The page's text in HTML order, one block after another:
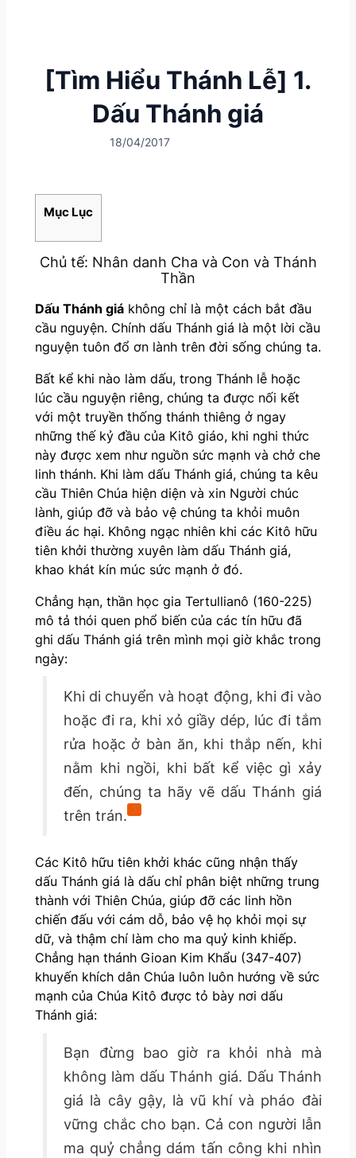
[Tìm Hiểu Thánh Lễ] 1.
Dấu Thánh giá
18/04/2017
Mục Lục
Chủ tế: Nhân danh Cha và Con và Thánh
Thần
Dấu Thánh giákhông chỉ là một cách bắt đầu
cầu nguyện. Chính dấu Thánh giá là một lời cầu
nguyện tuôn đổ ơn lành trên đời sống chúng ta.
Bất kể khi nào làm dấu, trong Thánh lễ hoặc
lúc cầu nguyện riêng, chúng ta được nối kết
với một truyền thống thánh thiêng ở ngay
những thế kỷ đầu của Kitô giáo, khi nghi thức
này được xem như nguồn sức mạnh và chở che
linh thánh. Khi làm dấu Thánh giá, chúng ta kêu
cầu Thiên Chúa hiện diện và xin Người chúc
lành, giúp đỡ và bảo vệ chúng ta khỏi muôn
điều ác hại. Không ngạc nhiên khi các Kitô hữu
tiên khởi thường xuyên làm dấu Thánh giá,
khao khát kín múc sức mạnh ở đó.
Chẳng hạn, thần học gia Tertullianô (160-225)
mô tả thói quen phổ biến của các tín hữu đã
ghi dấu Thánh giá trên mình mọi giờ khắc trong
ngày:
Khi di chuyển và hoạt động, khi đi vào
hoặc đi ra, khi xỏ giầy dép, lúc đi tắm
rửa hoặc ở bàn ăn, khi thắp nến, khi
nằm khi ngồi, khi bất kể việc gì xảy
đến, chúng ta hãy vẽ dấu Thánh giá
trên trán. 1
Các Kitô hữu tiên khởi khác cũng nhận thấy
dấu Thánh giá là dấu chỉ phân biệt những trung
thành với Thiên Chúa, giúp đỡ các linh hồn
chiến đấu với cám dỗ, bảo vệ họ khỏi mọi sự
dữ, và thậm chí làm cho ma quỷ kinh khiếp.
Chẳng hạn thánh Gioan Kim Khẩu (347-407)
khuyến khích dân Chúa luôn luôn hướng về sức
mạnh của Chúa Kitô được tỏ bày nơi dấu
Thánh giá:
Bạn đừng bao giờ ra khỏi nhà mà
không làm dấu Thánh giá. Dấu Thánh
giá là cây gậy, là vũ khí và pháo đài
vững chắc cho bạn. Cả con người lẫn
ma quỷ chẳng dám tấn công khi nhìn